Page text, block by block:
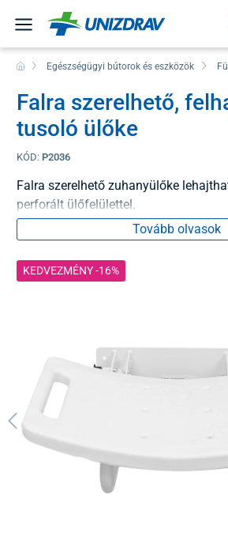
Egészségügyi bútorok és eszközök
Falra szerelhető,
tusoló ülőke
KÓD: P2036
Falra szerelhető zuhanyülőke
perforált ülőfelülettel.
Tovább olvasok
KEDVEZMÉNY -16%